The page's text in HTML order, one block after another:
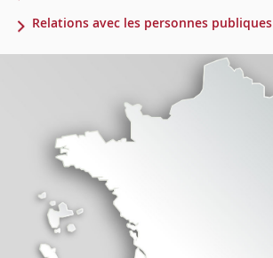
Relations avec les personnes publiques